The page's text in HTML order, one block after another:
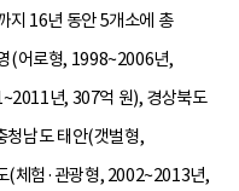
지 16년 동안 5개소에 총
(어로형, 1998~2006년,
년, 307억 원), 경상북도
남도 태안(갯벌형,
(체험·관광형, 2002~2013년,